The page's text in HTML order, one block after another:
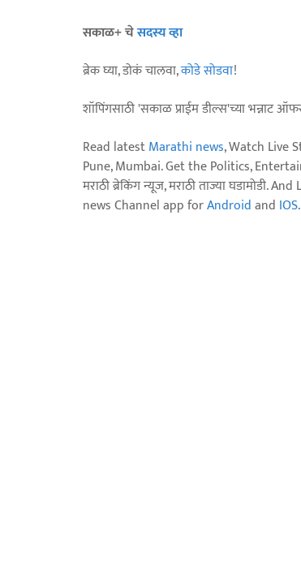
सकाळ+ चेसदस्य व्हा
ब्रेक घ्या, डोकं चालवा,कोडे सोडवा!
शॉपिंगसाठी 'सकाळ प्राईम डील्स'च्या भन्नाट
Read latestMarathi news, Watch Live
Pune, Mumbai. Get the Politics,
मराठी ब्रेकिंग न्यूज, मराठी ताज्या
news Channel app forAndroidand IOS.